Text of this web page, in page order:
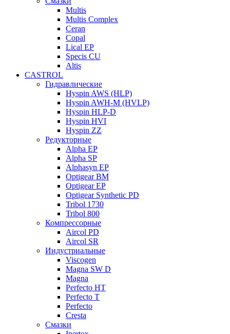
Multis
Multis Complex
Ceran
Copal
Lical EP
Specis CU
Altis
CASTROL
Гидравлические
Hyspin AWS (HLP)
Hyspin AWH-M (HVLP)
Hyspin HLP-D
Hyspin HVI
Hyspin ZZ
Редукторные
Alpha EP
Alpha SP
Alphasyn EP
Optigear BM
Optigear EP
Optigear Synthetic PD
Tribol 1730
Tribol 800
Компрессорные
Aircol PD
Aircol SR
Индустриальные
Viscogen
Magna SW D
Magna
Perfecto HT
Perfecto T
Perfecto
Cresta
Смазки